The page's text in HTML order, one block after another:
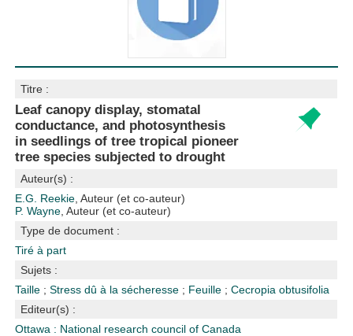
Titre :
Leaf canopy display, stomatal
conductance, and photosynthesis
in seedlings of tree tropical pioneer
tree species subjected to drought
Auteur(s) :
E.G. Reekie , Auteur (et co-auteur)
P. Wayne , Auteur (et co-auteur)
Type de document :
Tiré à part
Sujets :
Taille ;Stress dû à la sécheresse ; Feuille ;Cecropia obtusifolia
Editeur(s) :
Ottawa : National research council of Canada